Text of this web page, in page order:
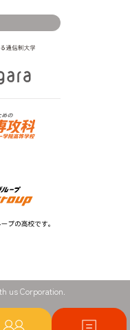
us Corporation.